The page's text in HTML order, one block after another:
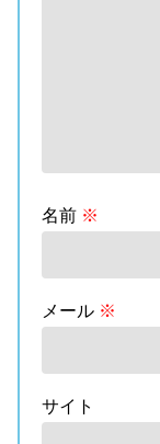
名前 ※
メール ※
サイト